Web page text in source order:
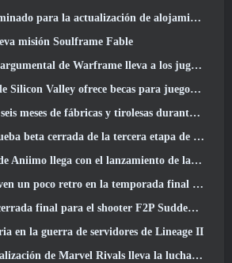
actualización de alojamiento para grandes jugadores de RuneScape
misión Soulframe Fable
lleva a los jugadores a un mapa estelar completamente nuevo, El sistema Tau
ofrece becas para juegos y algunos de los requisitos son interesantes
de fábricas y tirolesas durante su próxima actualización
de la tercera etapa de las batallas de infantería de Of War Thunder
llega con el lanzamiento de la última prueba beta cerrada
poco retro en la temporada final 11 Actualizar
el shooter F2P Sudden Attack Zero Point de Nexon comenzó hoy
en la guerra de servidores de Lineage II
de Marvel Rivals lleva la lucha a los dioses